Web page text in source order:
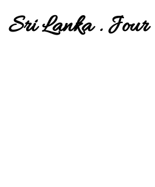
Sri Lanka .